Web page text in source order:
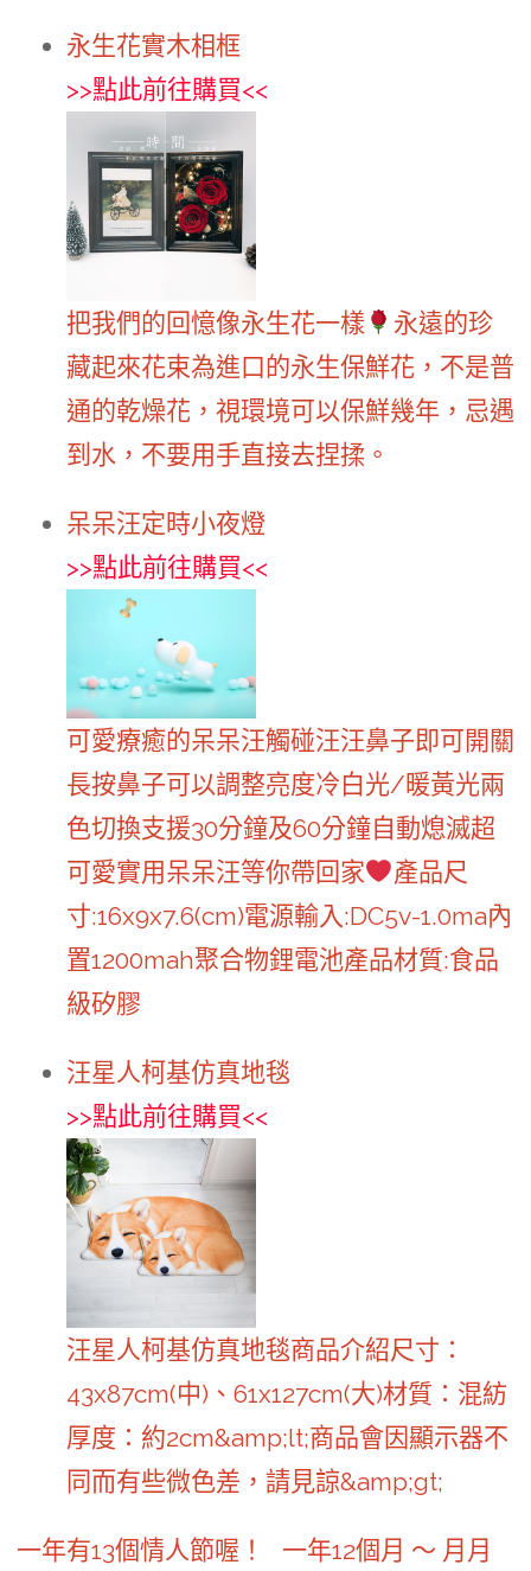
永生花實木相框
>>點此前往購買<<
把我們的回憶像永生花一樣
永遠的珍
藏起來花束為進口的永生保鮮花，不是普
通的乾燥花，視環境可以保鮮幾年，忌遇
到水，不要用手直接去捏揉。
呆呆汪定時小夜燈
>>點此前往購買<<
可愛療癒的呆呆汪觸碰汪汪鼻子即可開關
長按鼻子可以調整亮度冷白光/暖黃光兩
色切換支援30分鐘及60分鐘自動熄滅超
可愛實用呆呆汪等你帶回家
產品尺
寸:16x9x7.6(cm)電源輸入:DC5v-1.0ma內
置1200mah聚合物鋰電池產品材質:食品
級矽膠
汪星人柯基仿真地毯
>>點此前往購買<<
汪星人柯基仿真地毯商品介紹尺寸：
43x87cm(中)、61x127cm(大)材質：混紡
厚度：約2cm&amp;lt;商品會因顯示器不
同而有些微色差，請見諒&amp;gt;
一年有13個情人節喔！ 一年12個月 ～ 月月